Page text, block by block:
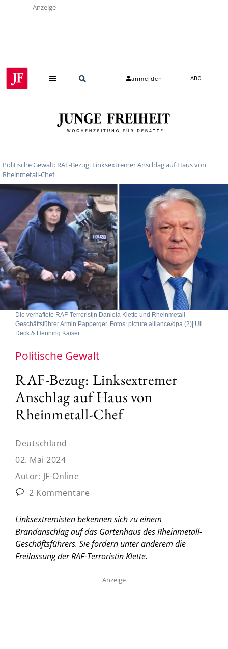
Anzeige
anmelden ABO
Politische Gewalt: RAF-Bezug: Linksextremer Anschlag auf Haus von
Rheinmetall-Chef
Die verhaftete RAF-Terroristin Daniela Klette und Rheinmetall-
Geschäftsführer Armin Papperger. Fotos: picture alliance/dpa (2)| Uli
Deck & Henning Kaiser
Politische Gewalt
RAF-Bezug: Linksextremer
Anschlag auf Haus von
Rheinmetall-Chef
Deutschland
02. Mai 2024
Autor: JF-Online
2 Kommentare
Linksextremisten bekennen sich zu einem
Brandanschlag auf das Gartenhaus des Rheinmetall-
Geschäftsführers. Sie fordern unter anderem die
Freilassung der RAF-Terroristin Klette.
Anzeige